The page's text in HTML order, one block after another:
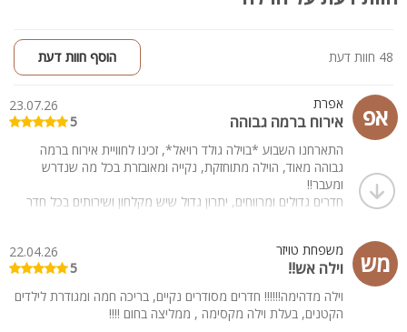
48 חוות דעת הוסף חוות דעת
אפ אפרת
אירוח ברמה גבוהה
23.07.26
5
התארחנו השבוע *בוילה גולד רויאל*, זכינו לחוויית אירוח ברמה
גבוהה מאוד, הוילה מתוחזקת, נקייה ומאובזרת בכל מה שנדרש
ומעבר!!
חדרים גדולים ומרווחים, יתרון גדול שיש מקלחון ושירותים בכל חדר
גם מקורה וגם נפתחת, ויש מתחם מיועד לקטנטנים והיתרון הענק
שיש חלונות גדולים בחזית של הבית שמאפשרים שדה ראייה לבריכה
בכל רגע נתון!! כהורים לילדים קטנים זה יתרון עצום.
הוילה מנוהלת על זהבה היקרה! זמינה, שירותית ואכפתית לכל מה
שהיה נדרש במהלך החופשה.
מש משפחת טויזר
וילה אש!!
22.04.26
5
וילה מדהימה!!!!!! חדרים מסודרים נקיים, בריכה חמה ומגודרת לילדים
הקטנים, בעלת וילה מקסימה , ממליצה בחום !!!!